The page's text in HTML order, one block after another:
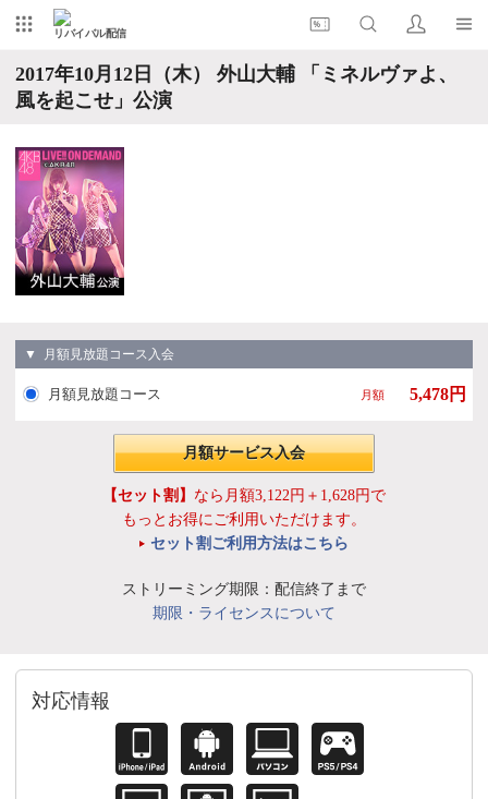
リバイバル配信
2017年10月12日（木） 外山大輔 「ミネルヴァよ、
風を起こせ」公演
▼ 月額見放題コース入会
月額見放題コース 月額 5,478円
月額サービス入会
【セット割】 なら月額3,122円＋1,628円で
もっとお得にご利用いただけます。
セット割ご利用方法はこちら
ストリーミング期限：配信終了まで
期限・ライセンスについて
対応情報